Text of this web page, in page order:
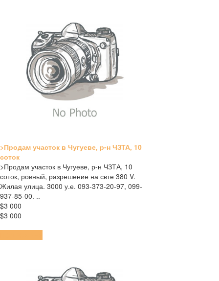
>Продам участок в Чугуеве, р-н ЧЗТА, 10
соток
>Продам участок в Чугуеве, р-н ЧЗТА, 10
соток, ровный, разрешение на свте 380 V.
Жилая улица. 3000 у.е. 093-373-20-97, 099-
937-85-00. ..
$3 000
$3 000